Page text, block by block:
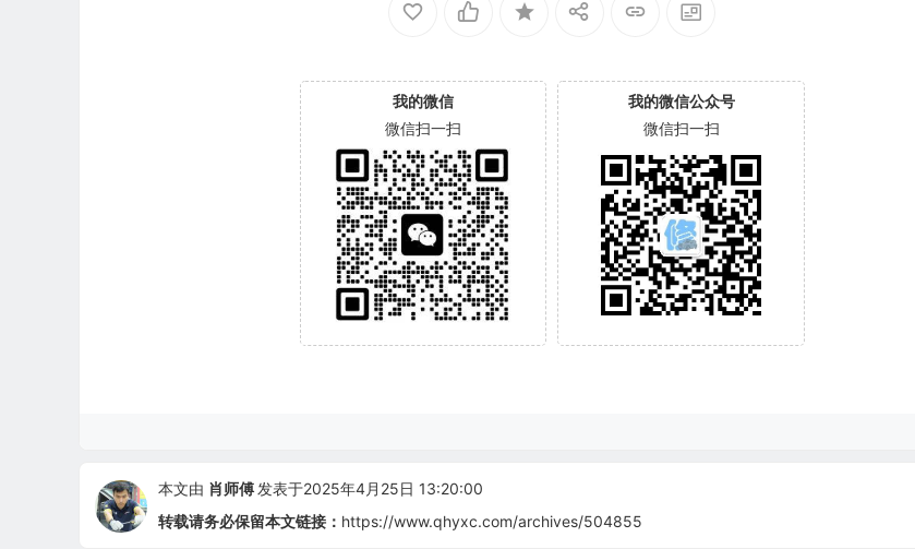
我的微信
微信扫一扫
我的微信公众号
微信扫一扫
本文由 肖师傅 发表于2025年4月25日 13:20:00
转载请务必保留本文链接： https://www.qhyxc.com/archives/504855